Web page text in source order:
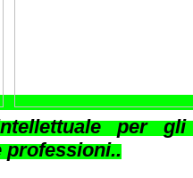
per
professioni..